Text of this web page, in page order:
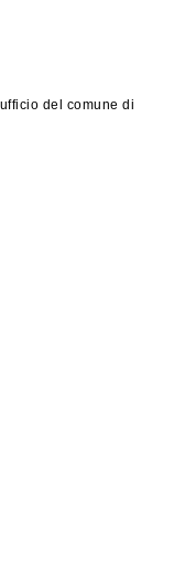
del comune di